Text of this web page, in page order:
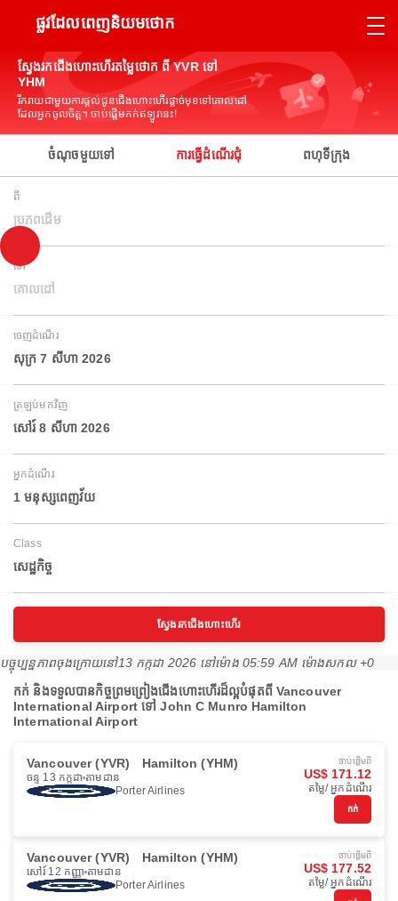
ផ្លូវដែលពេញនិយមថោក
ស្វែងរកជើងហោះហើរតម្លៃថោក ពី YVR ទៅ
YHM
រីករាយជាមួយការផ្តល់ជូនជើងហោះហើរផ្តាច់មុខទៅគោលដៅ
ដែលអ្នកចូលចិត្ត។ ចាប់ផ្តើមកក់ឥឡូវនេះ!
ចំណុចមួយទៅ ការធ្វើដំណើរជុំ ពហុទីក្រុង
ពី
ប្រភពដើម
ទៅ
គោលដៅ
ចេញដំណើរ
សុក្រ 7 សីហា 2026
ត្រឡប់មកវិញ
សៅរ៍ 8 សីហា 2026
អ្នកដំណើរ
1 មនុស្សពេញវ័យ
Class
សេដ្ឋកិច្ច
ស្វែងរកជើងហោះហើរ
បច្ចុប្បន្នភាពចុងក្រោយនៅ13 កក្កដា 2026 នៅ​ម៉ោង 05:59 AM ម៉ោង​សកល +0
កក់ និងទទួលបានកិច្ចព្រមព្រៀងជើងហោះហើរដ៏ល្អបំផុតពី Vancouver
International Airport ទៅ John C Munro Hamilton
International Airport
Vancouver (YVR) Hamilton (YHM)
ចន្ទ 13 កក្កដា តាមដាន
Porter Airlines
ចាប់ផ្ដើមពី
US$ 171.12
តម្លៃ/ អ្នកដំណើរ
កក់
Vancouver (YVR) Hamilton (YHM)
សៅរ៍ 12 កញ្ញា តាមដាន
Porter Airlines
ចាប់ផ្ដើមពី
US$ 177.52
តម្លៃ/ អ្នកដំណើរ